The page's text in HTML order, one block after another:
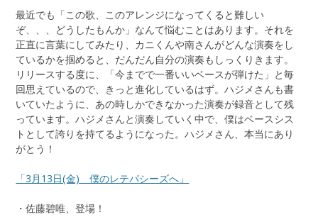
最近でも「この歌、このアレンジになってくると難しい
ぞ、、、どうしたもんか」なんて悩むことはあります。それを
正直に言葉にしてみたり、カニくんや南さんがどんな演奏をし
ているかを掴めると、だんだん自分の演奏もしっくりきます。
リリースする度に、「今までで一番いいベースが弾けた」と毎
回思えているので、きっと進化しているはず。ハジメさんも書
いていたように、あの時しかできなかった演奏が録音として残
っています。ハジメさんと演奏していく中で、僕はベースシス
トとして誇りを持てるようになった。ハジメさん、本当にあり
がとう！
「3月13日(金) 僕のレテパシーズへ」
・佐藤碧唯、登場！